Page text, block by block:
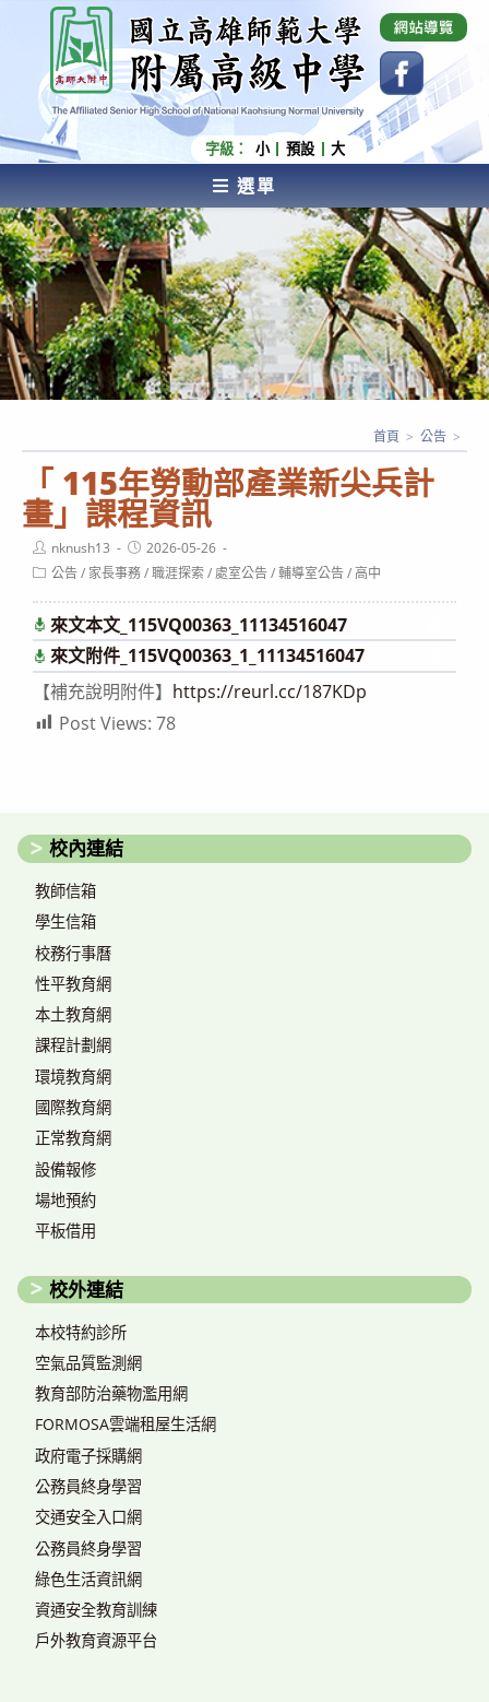
內
容
國立高雄師範大學附屬高級中學 Affiliated Senior
High School of National Kaohsiung Normal
University
字級： 小 預設 大
選單
AFFILIATED SENIOR HIGH SCHOOL OF NATIONAL
KAOHSIUNG NORMAL UNIVERSITY
「 115年勞動部產業新尖兵計
畫」課程資訊
首頁 > 公告 >
Post
author:
nknush13
Post
published:
2026-05-26
Post公告/ 家長事務/職涯探索/處室公告/輔導室公告/高中
來文本文_115VQ00363_11134516047
來文附件_115VQ00363_1_11134516047
【補充說明附件】 https://reurl.cc/187KDp
Post Views: 78
校內連結
教師信箱
學生信箱
校務行事曆
性平教育網
本土教育網
課程計劃網
環境教育網
國際教育網
正常教育網
設備報修
場地預約
平板借用
校外連結
本校特約診所
空氣品質監測網
教育部防治藥物濫用網
FORMOSA雲端租屋生活網
政府電子採購網
公務員終身學習
交通安全入口網
公務員終身學習
綠色生活資訊網
資通安全教育訓練
戶外教育資源平台